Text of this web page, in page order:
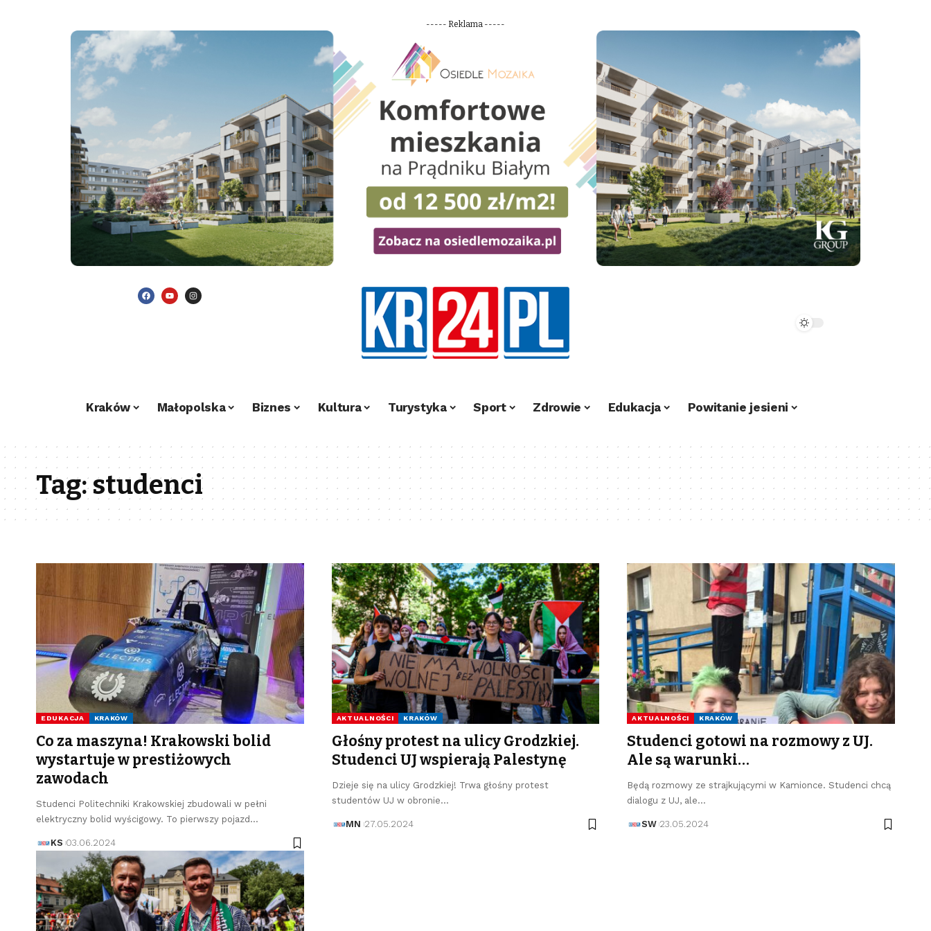
----- Reklama -----
Kraków Małopolska Biznes Kultura Turystyka Sport Zdrowie Edukacja Powitanie jesieni
Tag:studenci
EDUKACJA KRAKÓW
Co za maszyna! Krakowski bolid
wystartuje w prestiżowych
zawodach
Studenci Politechniki Krakowskiej zbudowali w pełni
elektryczny bolid wyścigowy. To pierwszy pojazd…
KS 03.06.2024
AKTUALNOŚCI KRAKÓW
Głośny protest na ulicy Grodzkiej.
Studenci UJ wspierają Palestynę
Dzieje się na ulicy Grodzkiej! Trwa głośny protest
studentów UJ w obronie…
MN 27.05.2024
AKTUALNOŚCI KRAKÓW
Studenci gotowi na rozmowy z UJ.
Ale są warunki…
Będą rozmowy ze strajkującymi w Kamionce. Studenci chcą
dialogu z UJ, ale…
SW 23.05.2024